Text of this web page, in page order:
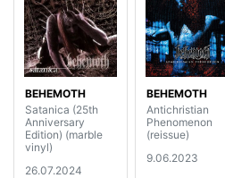
BEHEMOTH
Satanica (25th
Anniversary
Edition) (marble
vinyl)
26.07.2024
BEHEMOTH
Antichristian
Phenomenon
(reissue)
9.06.2023